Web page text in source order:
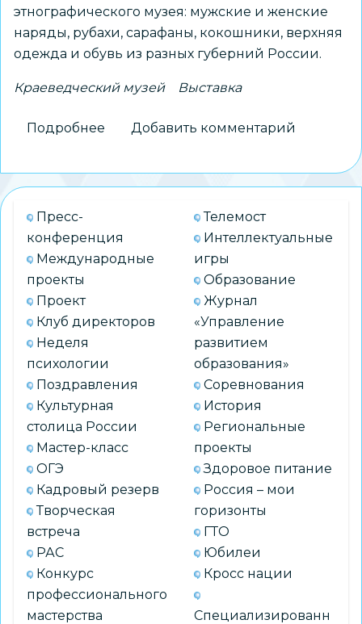
этнографического музея: мужские и женские
наряды, рубахи, сарафаны, кокошники, верхняя
одежда и обувь из разных губерний России.
Краеведческий музей Выставка
Подробнее
костюмы
из
уголков
России
в
Краеведческом
музее
Добавить комментарий
Пресс-
конференция
Международные
проекты
Проект
Клуб директоров
Неделя
психологии
Поздравления
Культурная
столица России
Мастер-класс
ОГЭ
Кадровый резерв
Творческая
встреча
РАС
Конкурс
профессионального
мастерства
Телемост
Интеллектуальные
игры
Образование
Журнал
«Управление
развитием
образования»
Соревнования
История
Региональные
проекты
Здоровое питание
Россия – мои
горизонты
ГТО
Юбилеи
Кросс нации
Специализированн